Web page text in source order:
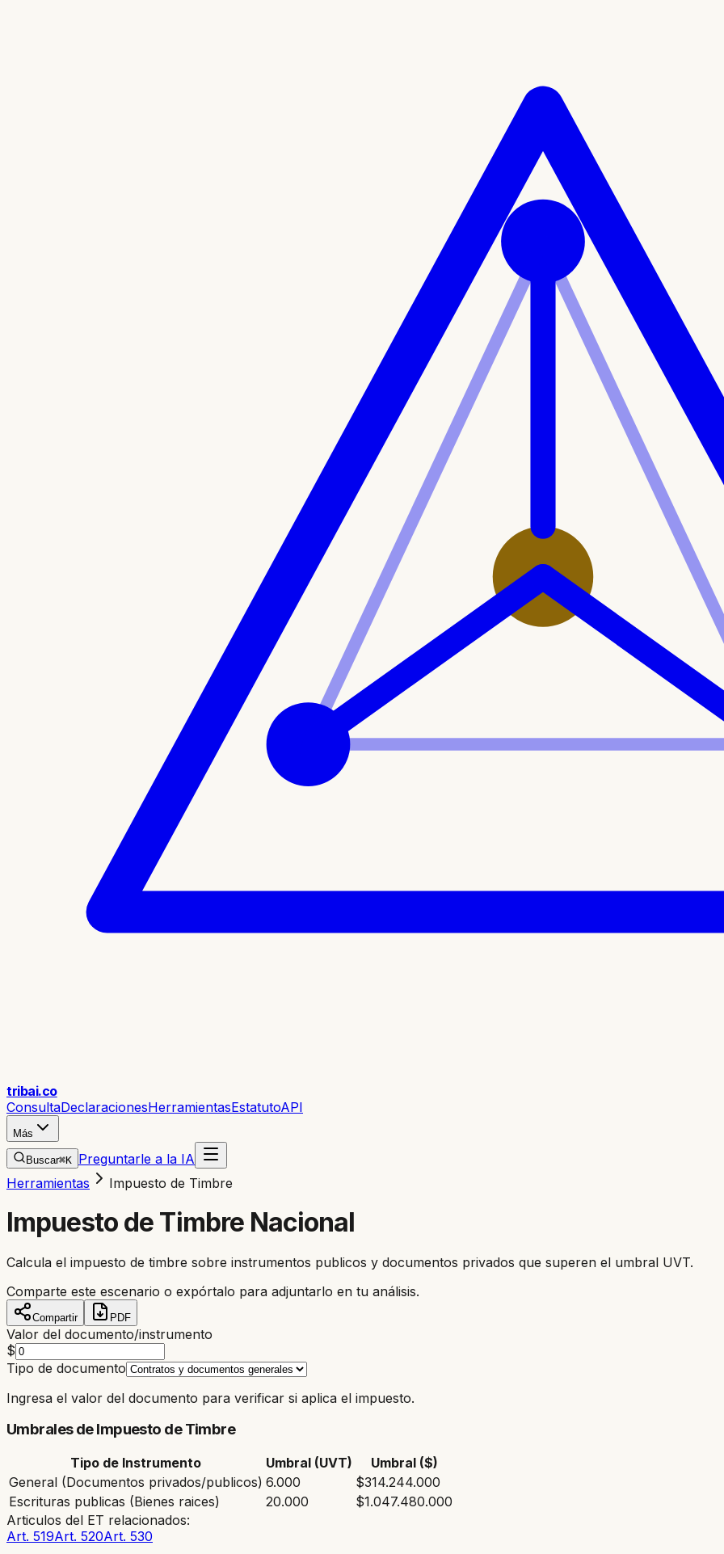
tribai.co
ConsultaDeclaracionesHerramientasEstatutoAPI
Más
Buscar⌘K Preguntarle a la IA
Herramientas
Impuesto de Timbre
Impuesto de Timbre Nacional
Calcula el impuesto de timbre sobre instrumentos publicos y documentos privados que superen el umbral UVT.
Comparte este escenario o expórtalo para adjuntarlo en tu análisis.
Compartir PDF
Valor del documento/instrumento
$
Tipo de documento
Ingresa el valor del documento para verificar si aplica el impuesto.
Umbrales de Impuesto de Timbre
Tipo de Instrumento Umbral (UVT)
Umbral ($)
General (Documentos privados/publicos) 6.000
$314.244.000
Escrituras publicas (Bienes raices)
20.000
$1.047.480.000
Articulos del ET relacionados:
Art. 519Art. 520Art. 530